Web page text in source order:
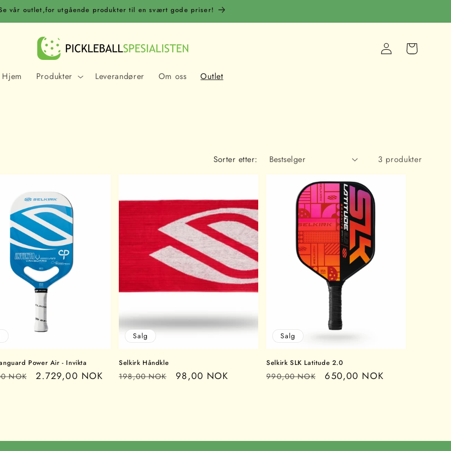
vår outlet,for utgående produkter til en svært gode priser!
Hjem Produkter Leverandører Om oss Outlet
Logg
inn
Handlekurv
Sorter etter: 3 produkter
Power Air - Invikta
NOK Salgspris
2.729,00 NOK
Salg
Selkirk Håndkle
Vanlig
198,00 NOK Salgspris
98,00 NOK
Salg
Selkirk SLK Latitude 2.0
Vanlig
990,00 NOK Salgspris
650,00 NOK